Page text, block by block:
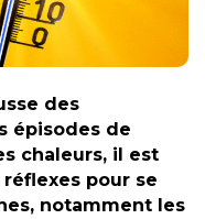
des
épisodes de
chaleurs, il est
pour se
notamment les